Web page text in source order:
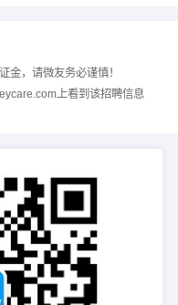
金，请微友务必谨慎！
上看到该招聘信息